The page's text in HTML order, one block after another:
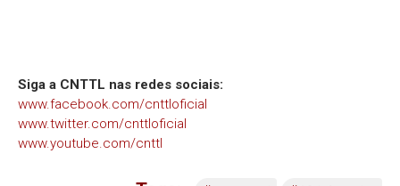
Siga a CNTTL nas redes sociais:
www.facebook.com/cnttloficial
www.twitter.com/cnttloficial
www.youtube.com/cnttl